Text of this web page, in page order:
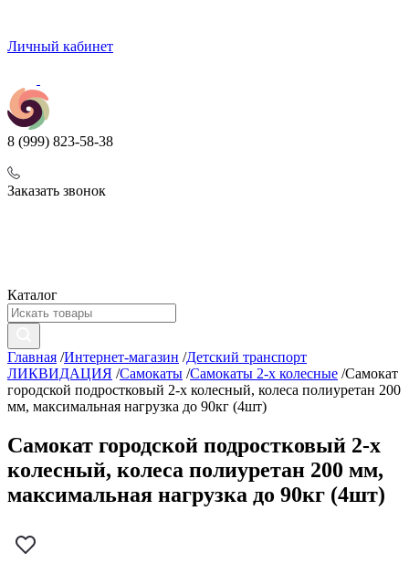
Личный кабинет
8 (999) 823-58-38
Заказать звонок
Каталог
Главная /Интернет-магазин /Детский транспорт
ЛИКВИДАЦИЯ /Самокаты /Самокаты 2-х колесные /Самокат
городской подростковый 2-х колесный, колеса полиуретан 200
мм, максимальная нагрузка до 90кг (4шт)
Самокат городской подростковый 2-х
колесный, колеса полиуретан 200 мм,
максимальная нагрузка до 90кг (4шт)